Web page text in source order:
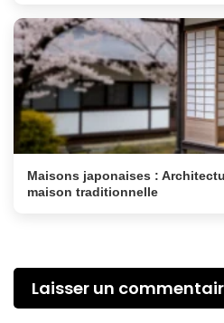
Maisons japonaises :
maison traditionnelle
Laisser un